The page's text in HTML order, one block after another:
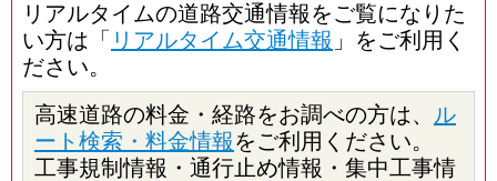
リアルタイムの道路交通情報をご覧になりた
い方は「 リアルタイム交通情報 」をご利用く
ださい。
高速道路の料金・経路をお調べの方は、 ル
ート検索・料金情報をご利用ください。
工事規制情報・通行止め情報・集中工事情